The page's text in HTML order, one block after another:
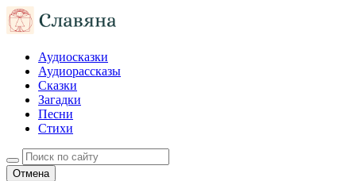
Аудиосказки
Аудиорассказы
Сказки
Загадки
Песни
Стихи
Отмена